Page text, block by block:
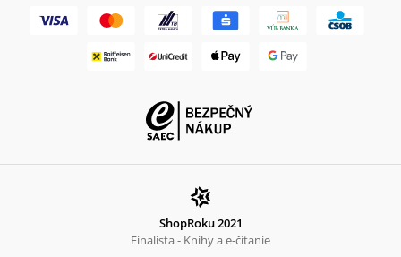
ShopRoku 2021
Finalista - Knihy a e-čítanie